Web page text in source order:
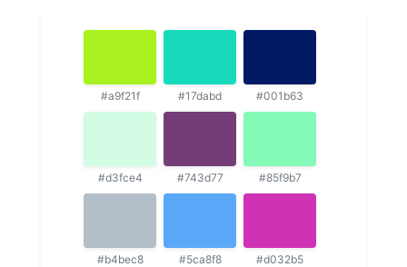
#a9f21f #17dabd #001b63
#d3fce4 #743d77 #85f9b7
#b4bec8 #5ca8f8 #d032b5